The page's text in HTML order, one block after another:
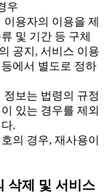
우
용자의 이용을 제
및 기간 등 구체
공지, 서비스 이용
에서 별도로 정하
보는 법령의 규정
있는 경우를 제외
.
의 경우, 재사용이
삭제 및 서비스